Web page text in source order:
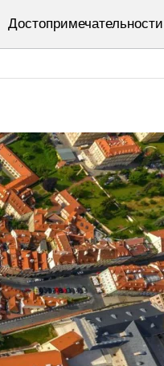
Достопримечательности